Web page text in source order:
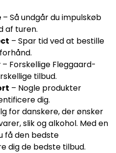
– Så undgår du impulskøb
af turen.
– Spar tid ved at bestille
– Forskellige Fleggaard-
tilbud.
– Nogle produkter
dig.
for danskere, der ønsker
slik og alkohol. Med en
få den bedste
dig de bedste tilbud.